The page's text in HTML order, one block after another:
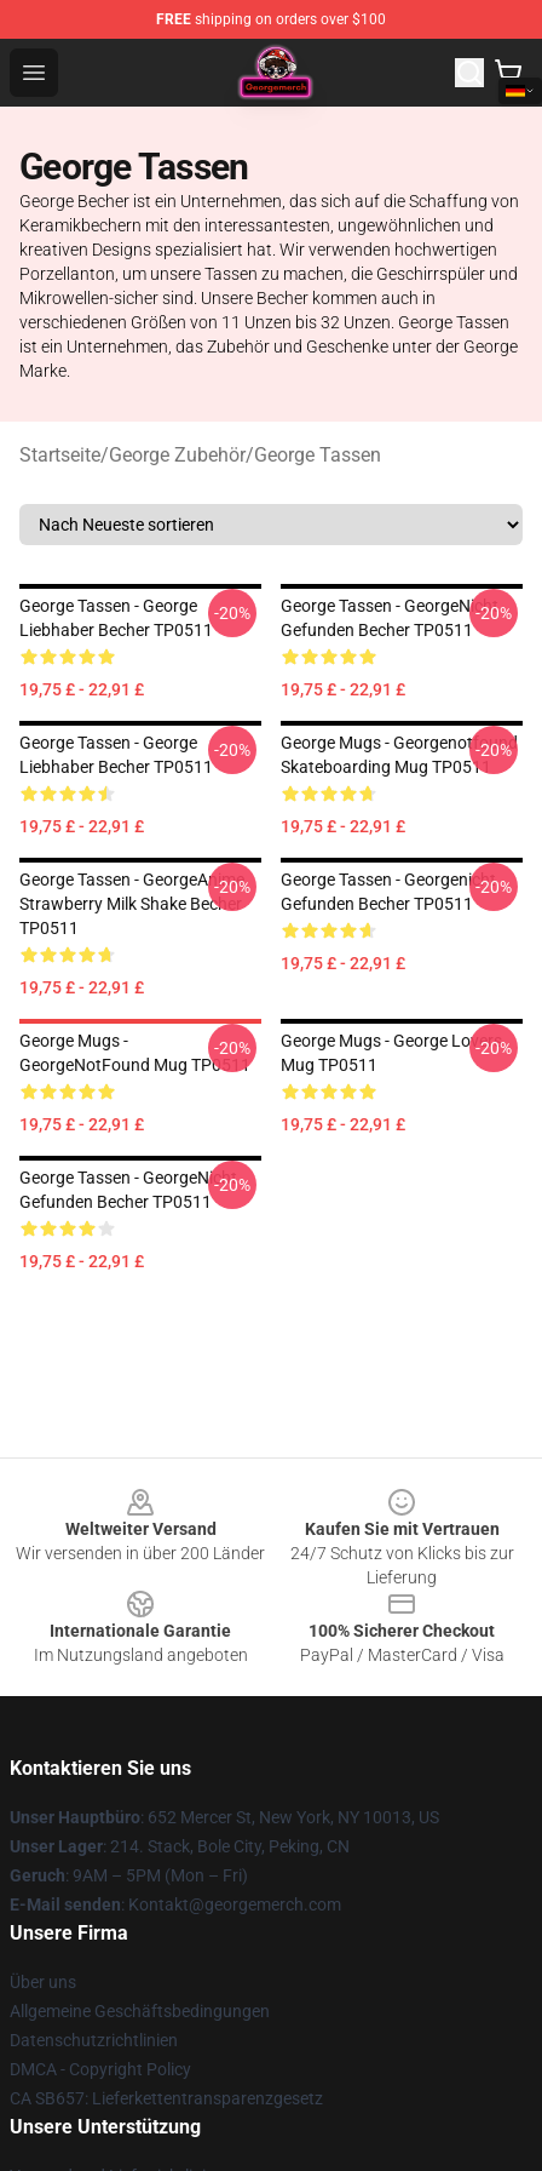
FREE shipping on orders over $100
Open menu
George Store - Official George Merchandise Shop
George Tassen
George Becher ist ein Unternehmen, das sich auf die Schaffung von
Keramikbechern mit den interessantesten, ungewöhnlichen und
kreativen Designs spezialisiert hat. Wir verwenden hochwertigen
Porzellanton, um unsere Tassen zu machen, die Geschirrspüler und
Mikrowellen-sicher sind. Unsere Becher kommen auch in
verschiedenen Größen von 11 Unzen bis 32 Unzen. George Tassen
ist ein Unternehmen, das Zubehör und Geschenke unter der George
Marke.
Startseite/George Zubehör/George Tassen
George Tassen - George
Liebhaber Becher TP0511
19,75 £ - 22,91 £
-20%
George Tassen - GeorgeNicht
Gefunden Becher TP0511
19,75 £ - 22,91 £
-20%
George Tassen - George
Liebhaber Becher TP0511
19,75 £ - 22,91 £
-20%
George Mugs - Georgenotfound
Skateboarding Mug TP0511
19,75 £ - 22,91 £
-20%
George Tassen - GeorgeAnime
Strawberry Milk Shake Becher
TP0511
19,75 £ - 22,91 £
-20%
George Tassen - Georgenicht
Gefunden Becher TP0511
19,75 £ - 22,91 £
-20%
George Mugs -
GeorgeNotFound Mug TP0511
19,75 £ - 22,91 £
-20%
George Mugs - George Lovers
Mug TP0511
19,75 £ - 22,91 £
-20%
George Tassen - GeorgeNicht
Gefunden Becher TP0511
19,75 £ - 22,91 £
-20%
Weltweiter Versand
Wir versenden in über 200 Länder
Kaufen Sie mit Vertrauen
24/7 Schutz von Klicks bis zur
Lieferung
Internationale Garantie
Im Nutzungsland angeboten
100% Sicherer Checkout
PayPal / MasterCard / Visa
Kontaktieren Sie uns
Unser Hauptbüro: 652 Mercer St, New York, NY 10013, US
Unser Lager: 214. Stack, Bole City, Peking, CN
Geruch: 9AM – 5PM (Mon – Fri)
E-Mail senden: Kontakt@georgemerch.com
Unsere Firma
Über uns
Allgemeine Geschäftsbedingungen
Datenschutzrichtlinien
DMCA - Copyright Policy
CA SB657: Lieferkettentransparenzgesetz
Unsere Unterstützung